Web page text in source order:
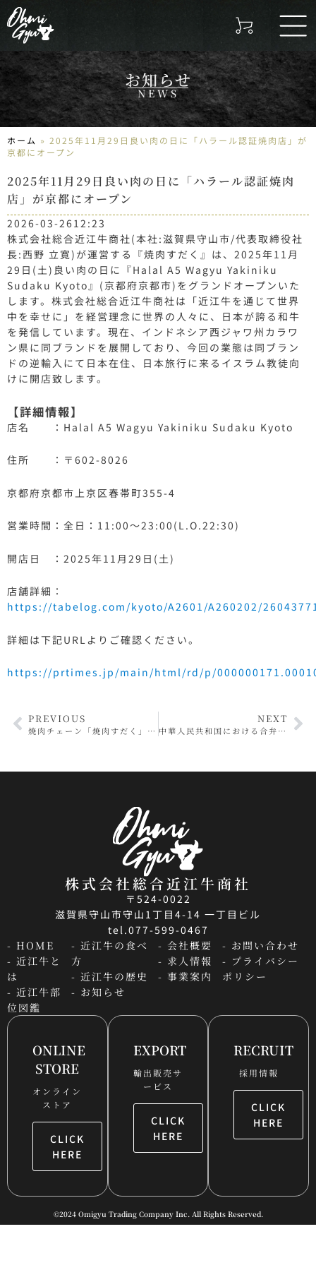
お知らせ
NEWS
ホーム » 2025年11月29日良い肉の日に「ハラール認証焼肉店」が
京都にオープン
2025年11月29日良い肉の日に「ハラール認証焼肉
店」が京都にオープン
2026-03-2612:23
株式会社総合近江牛商社(本社:滋賀県守山市/代表取締役社
長:西野 立寛)が運営する『焼肉すだく』は、2025年11月
29日(土)良い肉の日に『Halal A5 Wagyu Yakiniku
Sudaku Kyoto』(京都府京都市)をグランドオープンいた
します。株式会社総合近江牛商社は「近江牛を通じて世界
中を幸せに」を経営理念に世界の人々に、日本が誇る和牛
を発信しています。現在、インドネシア西ジャワ州カラワ
ン県に同ブランドを展開しており、今回の業態は同ブラン
ドの逆輸入にて日本在住、日本旅行に来るイスラム教徒向
けに開店致します。
【詳細情報】
店名 ：Halal A5 Wagyu Yakiniku Sudaku Kyoto
住所 ：〒602-8026
京都府京都市上京区春帯町355-4
営業時間：全日：11:00～23:00(L.O.22:30)
開店日 ：2025年11月29日(土)
店舗詳細：
https://tabelog.com/kyoto/A2601/A260202/
詳細は下記URLよりご確認ください。
https://prtimes.jp/main/html/rd/p/
PREVIOUS
焼肉チェーン「焼肉すだく」とカフェレストラン「SPOON」が業務提携契約締結
NEXT
中華人民共和国における合弁会社設立に関するお知らせ
株式会社総合近江牛商社
〒524-0022
滋賀県守山市守山1丁目4-14 一丁目ビル
tel.077-599-0467
- HOME
- 近江牛と
は
- 近江牛部
位図鑑
- 近江牛の食べ
方
- 近江牛の歴史
- お知らせ
- 会社概要
- 求人情報
- 事業案内
- お問い合わせ
- プライバシー
ポリシー
ONLINE
STORE
オンライン
ストア
CLICK
HERE
EXPORT
輸出販売サ
ービス
CLICK
HERE
RECRUIT
採用情報
CLICK
HERE
©2024 Omigyu Trading Company Inc. All Rights Reserved.